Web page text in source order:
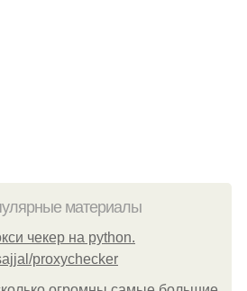
материалы
чекер на python.
proxychecker